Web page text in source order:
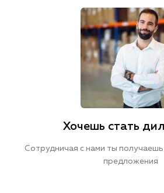
Хочешь стать
Сотрудничая с нами ты
предложения